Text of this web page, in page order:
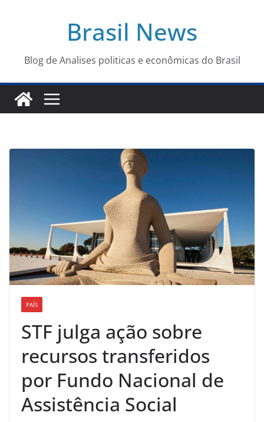
conteúdo
Brasil News
Blog de Analises politicas e econômicas do Brasil
PAÍS
STF julga ação sobre
recursos transferidos
por Fundo Nacional de
Assistência Social